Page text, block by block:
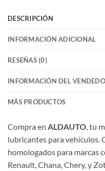
DESCRIPCIÓN
INFORMACIÓN ADICIONAL
RESEÑAS (0)
INFORMACIÓN DEL
MÁS PRODUCTOS
Compra en ALDAUTO, tu
lubricantes para vehículos.
homologados para marcas
Renault, Chana, Chery, y